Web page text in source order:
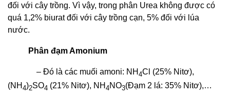
đối với cây trồng. Vì vậy, trong phân Urea không được có
quá 1,2% biurat đối với cây trồng cạn, 5% đối với lúa
nước.
Phân đạm Amonium
– Đó là các muối amoni: NH 4Cl (25% Nitơ),
(NH 4)2SO4 (21% Nitơ), NH 4NO3(Đạm 2 lá: 35% Nitơ),…